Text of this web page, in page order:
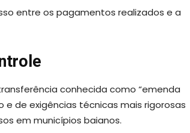
entre os pagamentos realizados e a
conhecida como “emenda
e de exigências técnicas mais rigorosas
em municípios baianos.